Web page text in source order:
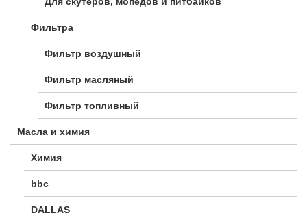
Фильтра
Фильтр воздушный
Фильтр масляный
Фильтр топливный
Масла и химия
Химия
bbc
DALLAS